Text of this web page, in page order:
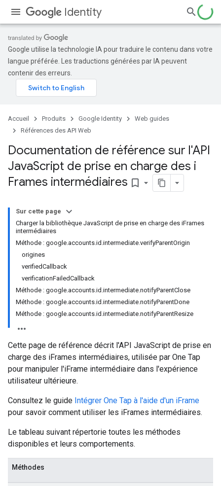
Identity
Google utilise la technologie IA pour traduire le contenu dans votre
langue préférée. Les traductions générées par IA peuvent
contenir des erreurs.
Accueil Produits Google Identity
Web guides
Références des API Web
Documentation de référence sur l'API
JavaScript de prise en charge des i
Frames intermédiaires bookmark_border
Sur cette page
Charger la bibliothèque JavaScript de prise en charge des iFrames
intermédiaires
Méthode : google.accounts.id.intermediate.verifyParentOrigin
origines
verifiedCallback
verificationFailedCallback
Méthode : google.accounts.id.intermediate.notifyParentClose
Méthode : google.accounts.id.intermediate.notifyParentDone
Méthode : google.accounts.id.intermediate.notifyParentResize
Cette page de référence décrit l'API JavaScript de prise en
charge des iFrames intermédiaires, utilisée par One Tap
pour manipuler l'iFrame intermédiaire dans l'expérience
utilisateur ultérieure.
Consultez le guide Intégrer One Tap à l'aide d'un iFrame
pour savoir comment utiliser les iFrames intermédiaires.
Le tableau suivant répertorie toutes les méthodes
disponibles et leurs comportements.
Méthodes